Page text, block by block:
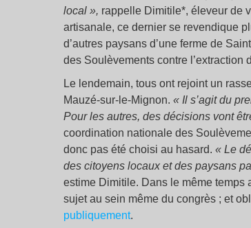
local », rappelle Dimitile*, éleveur de
artisanale, ce dernier se revendique
d’autres paysans d’une ferme de
des Soulèvements contre l’extraction
Le lendemain, tous ont rejoint un
Mauzé-sur-le-Mignon. « Il s’agit du
Pour les autres, des décisions vont
coordination nationale des
donc pas été choisi au hasard. « Le
des citoyens locaux et des paysans
estime Dimitile. Dans le même
sujet au sein même du congrès ; et
publiquement.